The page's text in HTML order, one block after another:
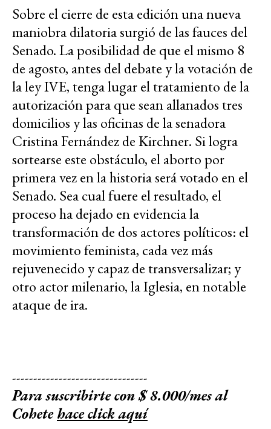
Sobre el cierre de esta edición una nueva
maniobra dilatoria surgió de las fauces del
Senado. La posibilidad de que el mismo 8
de agosto, antes del debate y la votación de
la ley IVE, tenga lugar el tratamiento de la
autorización para que sean allanados tres
domicilios y las oficinas de la senadora
Cristina Fernández de Kirchner. Si logra
sortearse este obstáculo, el aborto por
primera vez en la historia será votado en el
Senado. Sea cual fuere el resultado, el
proceso ha dejado en evidencia la
transformación de dos actores políticos: el
movimiento feminista, cada vez más
rejuvenecido y capaz de transversalizar; y
otro actor milenario, la Iglesia, en notable
ataque de ira.
--------------------------------
Para suscribirte con $ 8.000/mes al
Cohetehace click aquí